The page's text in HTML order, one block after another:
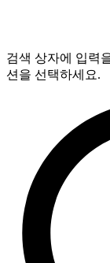
검색 상자에 입력
션을 선택하세요.